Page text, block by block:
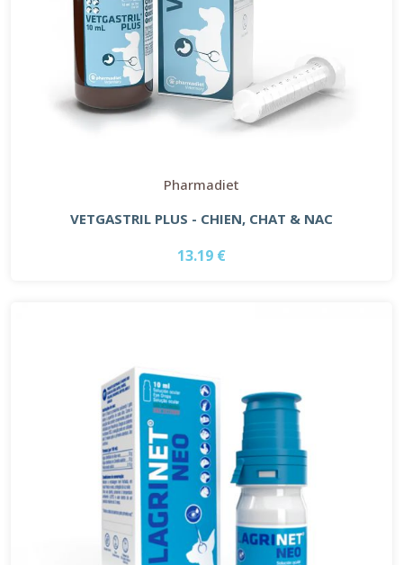
Pharmadiet
VETGASTRIL PLUS - CHIEN, CHAT & NAC
13.19 €